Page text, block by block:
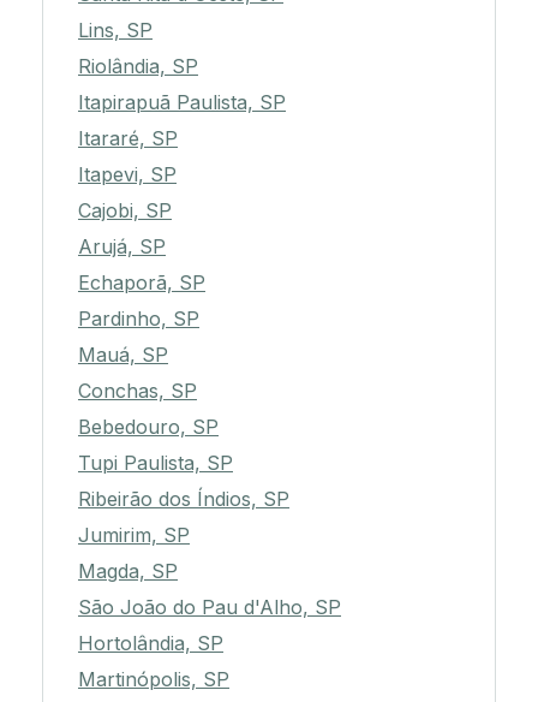
Lins, SP
Riolândia, SP
Itapirapuã Paulista, SP
Itararé, SP
Itapevi, SP
Cajobi, SP
Arujá, SP
Echaporã, SP
Pardinho, SP
Mauá, SP
Conchas, SP
Bebedouro, SP
Tupi Paulista, SP
Ribeirão dos Índios, SP
Jumirim, SP
Magda, SP
São João do Pau d'Alho, SP
Hortolândia, SP
Martinópolis, SP